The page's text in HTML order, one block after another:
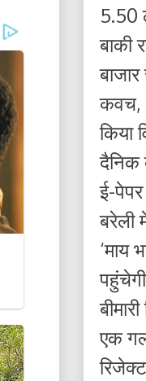
5.50
बाकी
कवच,
किया
ई-
बरेली
‘माय
एक
रिजेक्ट